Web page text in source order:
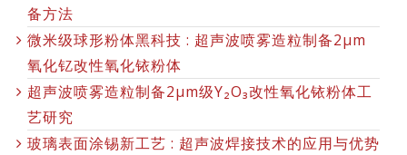
备方法
微米级球形粉体黑科技 : 超声波喷雾造粒制备2μm
氧化钇改性氧化铱粉体
超声波喷雾造粒制备2μm级Y₂O₃改性氧化铱粉体工
艺研究
玻璃表面涂锡新工艺 : 超声波焊接技术的应用与优势